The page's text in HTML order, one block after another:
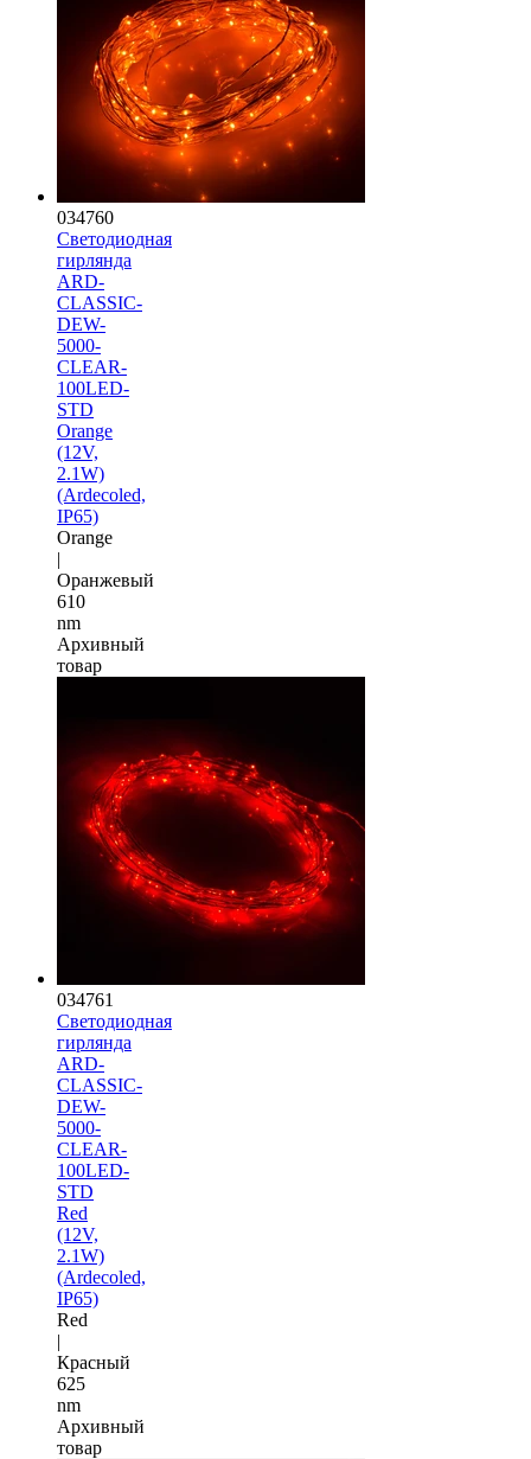
034760
Светодиодная
гирлянда
ARD-
CLASSIC-
DEW-
5000-
CLEAR-
100LED-
STD
Orange
(12V,
2.1W)
(Ardecoled,
IP65)
Orange
|
Оранжевый
610
nm
Архивный
товар
034761
Светодиодная
гирлянда
ARD-
CLASSIC-
DEW-
5000-
CLEAR-
100LED-
STD
Red
(12V,
2.1W)
(Ardecoled,
IP65)
Red
|
Красный
625
nm
Архивный
товар